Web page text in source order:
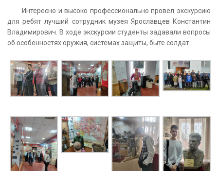
Интересно и высоко профессионально провёл экскурсию
для ребят лучший сотрудник музея Ярославцев Константин
Владимирович. В ходе экскурсии студенты задавали вопросы
об особенностях оружия, системах защиты, быте солдат.